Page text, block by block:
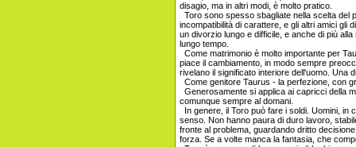
disagio, ma in altri modi, è molto pratico.
Toro sono spesso sbagliate nella scelta del
incompatibilità di carattere, e gli altri amici gli
un divorzio lungo e difficile, e anche di più
lungo tempo.
Come matrimonio è molto importante per
piace il cambiamento, in modo sempre
rivelano il significato interiore dell'uomo. Una
Come genitore Taurus - la perfezione, con
Generosamente si applica ai capricci della
comunque sempre al domani.
In genere, il Toro può fare i soldi. Uomini, in
senso. Non hanno paura di duro lavoro,
fronte al problema, guardando dritto
forza. Se a volte manca la fantasia, che